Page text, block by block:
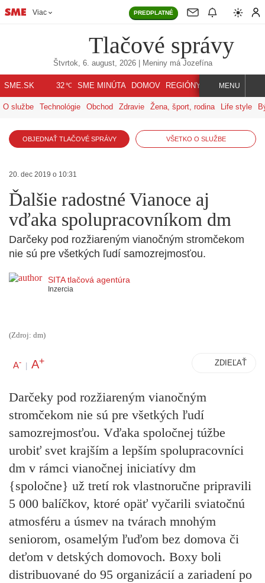
Viac PREDPLATNÉ
Tlačové správy
Štvrtok, 6. august, 2026| Meniny má Jozefína
SME.SK 32℃ SME MINÚTA DOMOV REGIÓNY INDEX SVET
MENU
O službe Technológie Obchod Zdravie Žena, šport, rodina Life style
OBJEDNAŤ TLAČOVÉ SPRÁVY VŠETKO O SLUŽBE
20. dec 2019 o 10:31
Ďalšie radostné Vianoce aj
vďaka spolupracovníkom dm
Darčeky pod rozžiareným vianočným stromčekom
nie sú pre všetkých ľudí samozrejmosťou.
SITA tlačová agentúra
Inzercia
(Zdroj: dm)
A- | A+ ZDIEĽAŤ
Darčeky pod rozžiareným vianočným
stromčekom nie sú pre všetkých ľudí
samozrejmosťou. Vďaka spoločnej túžbe
urobiť svet krajším a lepším spolupracovníci
dm v rámci vianočnej iniciatívy dm
{spoločne} už tretí rok vlastnoručne pripravili
5 000 balíčkov, ktoré opäť vyčarili sviatočnú
atmosféru a úsmev na tvárach mnohým
seniorom, osamelým ľuďom bez domova či
deťom v detských domovoch. Boxy boli
distribuované do 95 organizácií a zariadení po